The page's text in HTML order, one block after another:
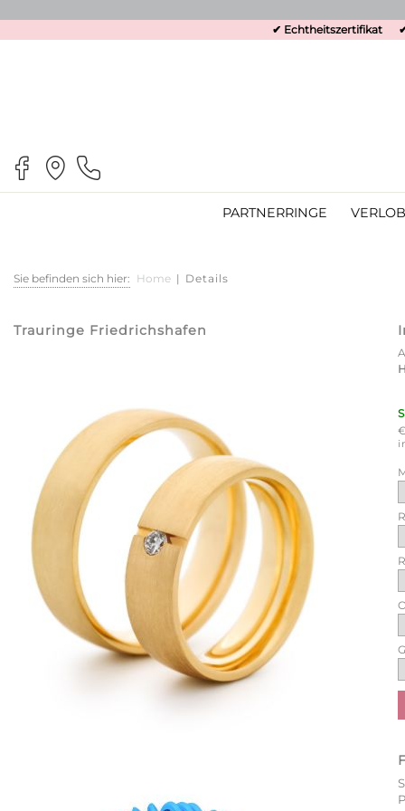
✔ Echtheitszertifikat
PARTNERRINGE
Sie befinden sich hier: Home | Details
Trauringe Friedrichshafen